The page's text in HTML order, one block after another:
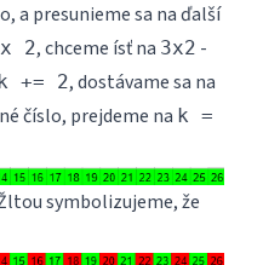
a presunieme sa na ďalší
2, chceme ísť na 3x2 -
+= 2, dostávame sa na
číslo, prejdeme na k =
symbolizujeme, že